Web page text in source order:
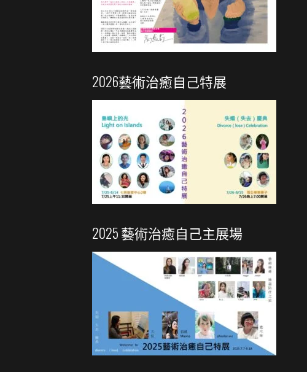
2026藝術治癒自己特展
2025 藝術治癒自己主展場